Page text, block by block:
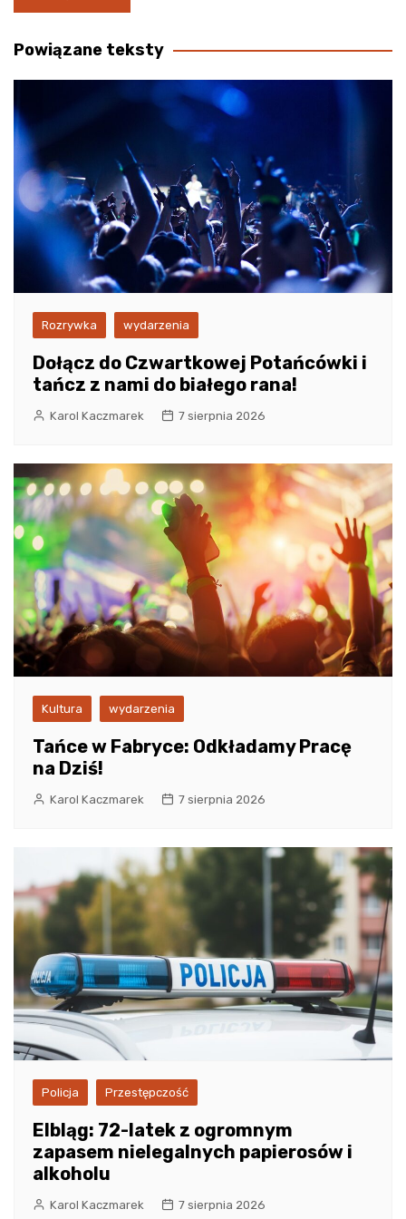
wpisu
Powiązane teksty
Rozrywka wydarzenia
Dołącz do Czwartkowej Potańcówki i
tańcz z nami do białego rana!
Karol Kaczmarek 7 sierpnia 2026
Kultura wydarzenia
Tańce w Fabryce: Odkładamy Pracę
na Dziś!
Karol Kaczmarek 7 sierpnia 2026
Policja Przestępczość
Elbląg: 72-latek z ogromnym
zapasem nielegalnych papierosów i
alkoholu
Karol Kaczmarek 7 sierpnia 2026